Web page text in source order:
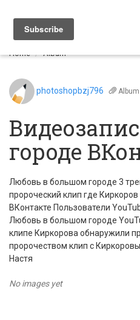
Home Album
photoshopbzj796 Album
городе
Любовь в большом городе 3
пророческий клип где Киркоров
ВКонтакте Пользователи
Любовь в большом городе
клипе Киркорова обнаружили
пророчеством клип с
Настя
No images yet